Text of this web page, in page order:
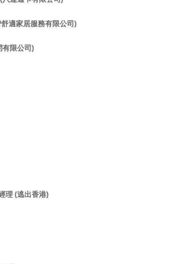
適家居服務有限公司)
有限公司)
理 (逃出香港)